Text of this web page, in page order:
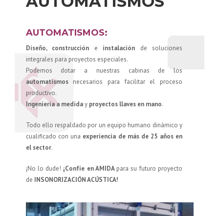
AUTOMATISMOS:
Diseño, construcción e instalación de soluciones
integrales para proyectos especiales.
Podemos dotar a nuestras cabinas de los
automatismosnecesarios para facilitar el proceso
productivo.
Ingeniería a mediday proyectos llaves en mano.
Todo ello respaldado por un equipo humano dinámico y
cualificado con una experiencia de más de 25 años en
el sector.
¡No lo dude! ¡Confíe en AMIDA para su futuro proyecto
de INSONORIZACIÓN ACÚSTICA!